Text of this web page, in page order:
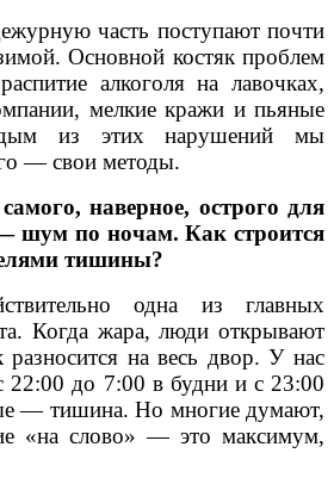
часть поступают почти
Основной костяк проблем
алкоголя на лавочках,
мелкие кражи и пьяные
из этих нарушений мы
— свои методы.
наверное, острого для
шум по ночам. Как строится
тишины?
одна из главных
Когда жара, люди открывают
на весь двор. У нас
22:00 до 7:00 в будни и с 23:00
— тишина. Но многие думают,
«на слово» — это максимум,